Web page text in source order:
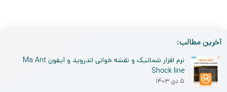
آخرین مطالب:
نرم افزار شماتیک و نقشه خوانی اندروید و آیفون Ma Ant
Shock line
۵ دی ۱۴۰۳